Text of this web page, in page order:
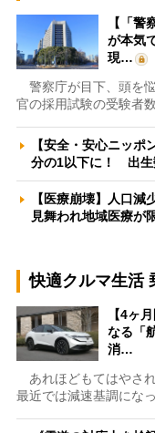
【「
が本気
現…
警察庁が目下、頭を
官の採用試験の受験者
【安全・安心ニッ
分の1以下に！ 出
【医療崩壊】人口
見舞われ地域医療
快適クルマ生活
【4ヶ
なる「
消…
あれほどもてはやさ
最近では減速基調にな